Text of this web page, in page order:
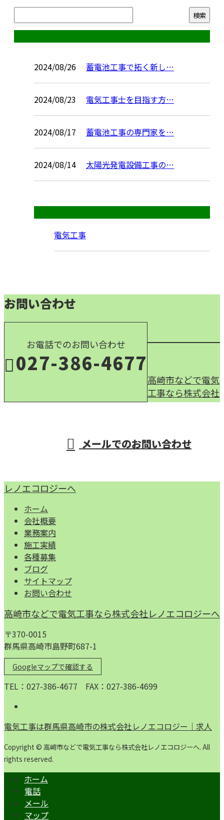
2024/08/26 蓄電池工事で拓く新し…
2024/08/23 電気工事士を目指す方…
2024/08/17 蓄電池工事の専門家を…
2024/08/14 太陽光発電設備工事の…
電気工事
お問い合わせ
お電話でのお問い合わせ
027-386-4677
メールでのお問い合わせ
高崎市などで電気
工事なら株式会社
レノエコロジーへ
ホーム
会社概要
業務案内
施工実績
各種募集
ブログ
サイトマップ
お問い合わせ
高崎市などで電気工事なら株式会社レノエコロジーへ
〒370-0015
群馬県高崎市島野町687-1
Googleマップで確認する
TEL：027-386-4677 FAX：027-386-4699
電気工事は群馬県高崎市の株式会社レノエコロジー｜求人
Copyright © 高崎市などで電気工事なら株式会社レノエコロジーへ. All
rights reserved.
ホーム
電話
メール
マップ